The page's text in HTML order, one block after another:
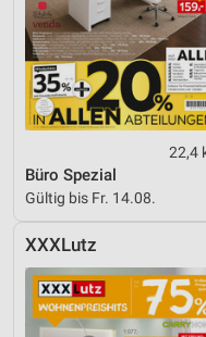
22,4
Büro Spezial
Gültig bis Fr. 14.08.
XXXLutz
Verwendung reduzierter
Inhalten
IAB-Besonderheiten:
Verwendung genauer
Geräte anhand von
Informationen
Nicht-IAB-Verarbeitungszwecke:
Notwendig
Performance
Funktional